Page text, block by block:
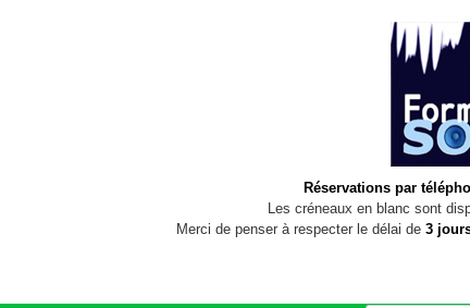
Réservations par
Les créneaux en blanc sont
Merci de penser à respecter le délai de 3